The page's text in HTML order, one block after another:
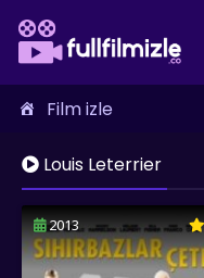
Film izle
Louis Leterrier
2013